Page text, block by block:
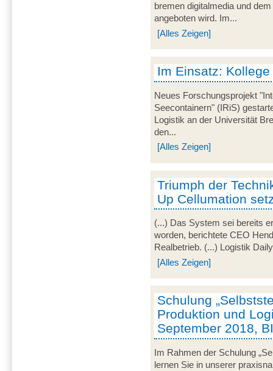
bremen digitalmedia und
angeboten wird. Im...
[Alles Zeigen]
Im Einsatz:
Neues Forschungsprojekt
Seecontainern" (IRiS)
Logistik an der Universität
den...
[Alles Zeigen]
Triumph der
Up Cellumation
(...) Das System sei bereits
worden, berichtete CEO
Realbetrieb. (...) Logistik
[Alles Zeigen]
Schulung
Produktion und
September 2018,
Im Rahmen der Schulung
lernen Sie in unserer